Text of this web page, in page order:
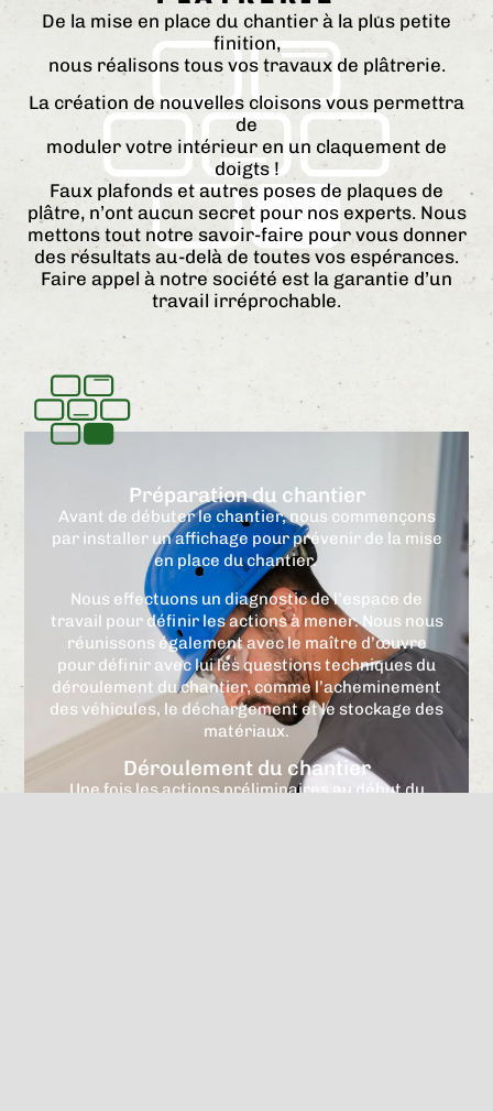
De la mise en place du chantier à la plus petite
finition,
nous réalisons tous vos travaux de plâtrerie.
La création de nouvelles cloisons vous permettra
de
moduler votre intérieur en un claquement de
doigts !
Faux plafonds et autres poses de plaques de
plâtre, n’ont aucun secret pour nos experts. Nous
mettons tout notre savoir-faire pour vous donner
des résultats au-delà de toutes vos espérances.
Faire appel à notre société est la garantie d’un
travail irréprochable.
Préparation du chantier
Avant de débuter le chantier, nous commençons
par installer un affichage pour prévenir de la mise
en place du chantier.
Nous effectuons un diagnostic de l’espace de
travail pour définir les actions à mener. Nous nous
réunissons également avec le maître d’œuvre
pour définir avec lui les questions techniques du
déroulement du chantier, comme l’acheminement
des véhicules, le déchargement et le stockage des
matériaux.
Déroulement du chantier
Une fois les actions préliminaires au début du